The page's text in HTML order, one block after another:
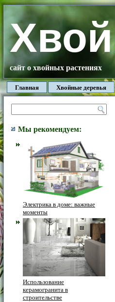
сайт о хвойных растениях
Главная Хвойные деревья
Мы рекомендуем:
Электрика в доме: важные
моменты
Использование
керамогранита в
строительстве